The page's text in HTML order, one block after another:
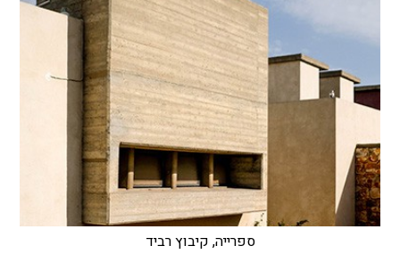
ספרייה, קיבוץ רביד